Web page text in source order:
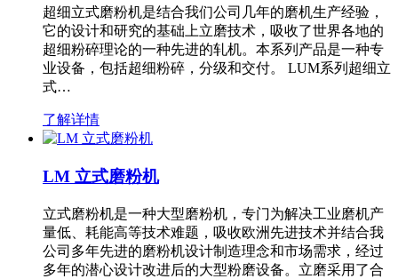
超细立式磨粉机是结合我们公司几年的磨机生产经验，
它的设计和研究的基础上立磨技术，吸收了世界各地的
超细粉碎理论的一种先进的轧机。本系列产品是一种专
业设备，包括超细粉碎，分级和交付。 LUM系列超细立
式…
了解详情
LM 立式磨粉机
立式磨粉机是一种大型磨粉机，专门为解决工业磨机产
量低、耗能高等技术难题，吸收欧洲先进技术并结合我
公司多年先进的磨粉机设计制造理念和市场需求，经过
多年的潜心设计改进后的大型粉磨设备。立磨采用了合